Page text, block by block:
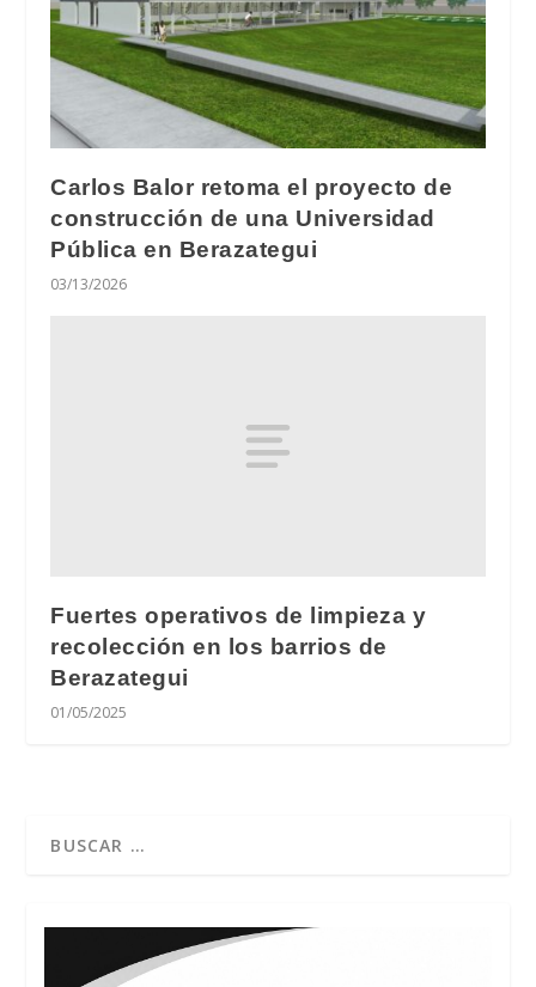
Carlos Balor retoma el proyecto de
construcción de una Universidad
Pública en Berazategui
03/13/2026
Fuertes operativos de limpieza y
recolección en los barrios de
Berazategui
01/05/2025